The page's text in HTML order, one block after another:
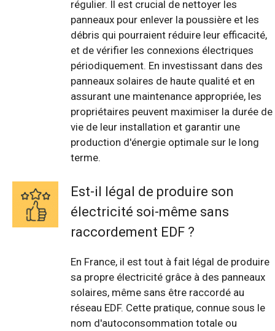
régulier. Il est crucial de nettoyer les
panneaux pour enlever la poussière et les
débris qui pourraient réduire leur efficacité,
et de vérifier les connexions électriques
périodiquement. En investissant dans des
panneaux solaires de haute qualité et en
assurant une maintenance appropriée, les
propriétaires peuvent maximiser la durée de
vie de leur installation et garantir une
production d'énergie optimale sur le long
terme.
Est-il légal de produire son
électricité soi-même sans
raccordement EDF ?
En France, il est tout à fait légal de produire
sa propre électricité grâce à des panneaux
solaires, même sans être raccordé au
réseau EDF. Cette pratique, connue sous le
nom d'autoconsommation totale ou